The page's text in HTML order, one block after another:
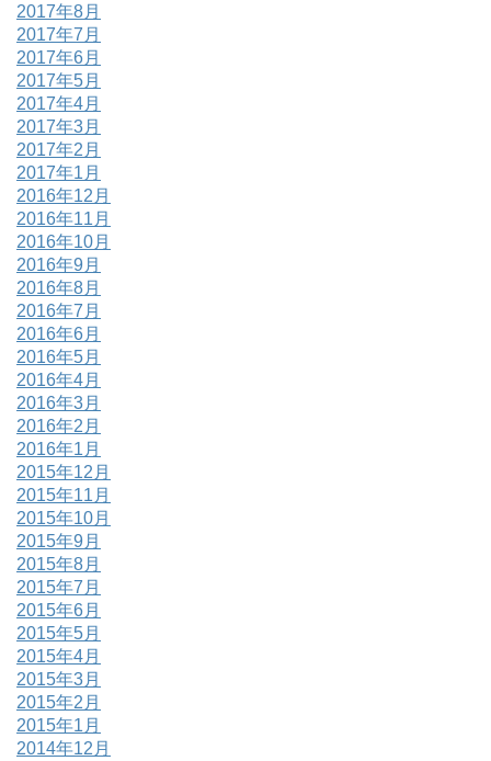
2017年8月
2017年7月
2017年6月
2017年5月
2017年4月
2017年3月
2017年2月
2017年1月
2016年12月
2016年11月
2016年10月
2016年9月
2016年8月
2016年7月
2016年6月
2016年5月
2016年4月
2016年3月
2016年2月
2016年1月
2015年12月
2015年11月
2015年10月
2015年9月
2015年8月
2015年7月
2015年6月
2015年5月
2015年4月
2015年3月
2015年2月
2015年1月
2014年12月